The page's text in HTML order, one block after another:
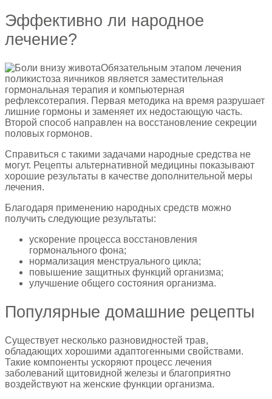
Эффективно ли народное
лечение?
Обязательным этапом лечения
поликистоза яичников является заместительная
гормональная терапия и компьютерная
рефлексотерапия. Первая методика на время разрушает
лишние гормоны и заменяет их недостающую часть.
Второй способ направлен на восстановление секреции
половых гормонов.
Справиться с такими задачами народные средства не
могут. Рецепты альтернативной медицины показывают
хорошие результаты в качестве дополнительной меры
лечения.
Благодаря применению народных средств можно
получить следующие результаты:
ускорение процесса восстановления
гормонального фона;
нормализация менструального цикла;
повышение защитных функций организма;
улучшение общего состояния организма.
Популярные домашние рецепты
Существует несколько разновидностей трав,
обладающих хорошими адаптогенными свойствами.
Такие компоненты ускоряют процесс лечения
заболеваний щитовидной железы и благоприятно
воздействуют на женские функции организма.